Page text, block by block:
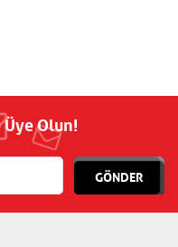
Olun!
GÖNDER